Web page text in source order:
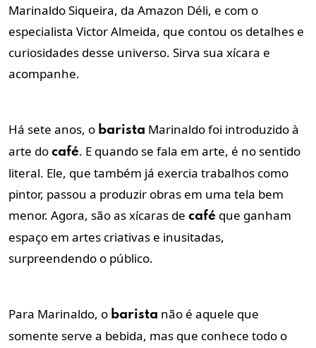
Marinaldo Siqueira, da Amazon Déli, e com o
especialista Victor Almeida, que contou os detalhes e
curiosidades desse universo. Sirva sua xícara e
acompanhe.
Há sete anos, o barista Marinaldo foi introduzido à
arte do café. E quando se fala em arte, é no sentido
literal. Ele, que também já exercia trabalhos como
pintor, passou a produzir obras em uma tela bem
menor. Agora, são as xícaras de café que ganham
espaço em artes criativas e inusitadas,
surpreendendo o público.
Para Marinaldo, o barista não é aquele que
somente serve a bebida, mas que conhece todo o